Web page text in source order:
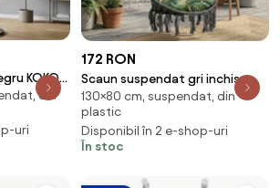
KOKON
gri
din
uri
172 RON
Scaun suspendat gri inchis
KOLUMBIA fara suport, perna
colorata cu model
130×80 cm, suspendat, din
plastic
Disponibil în 2 e-shop-uri
În stoc